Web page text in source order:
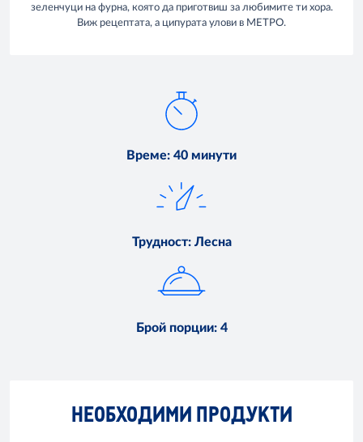
зеленчуци на фурна, която да приготвиш за любимите ти хора.
Виж рецептата, а ципурата улови в МЕТРО.
Време: 40 минути
Трудност: Лесна
Брой порции: 4
НЕОБХОДИМИ ПРОДУКТИ